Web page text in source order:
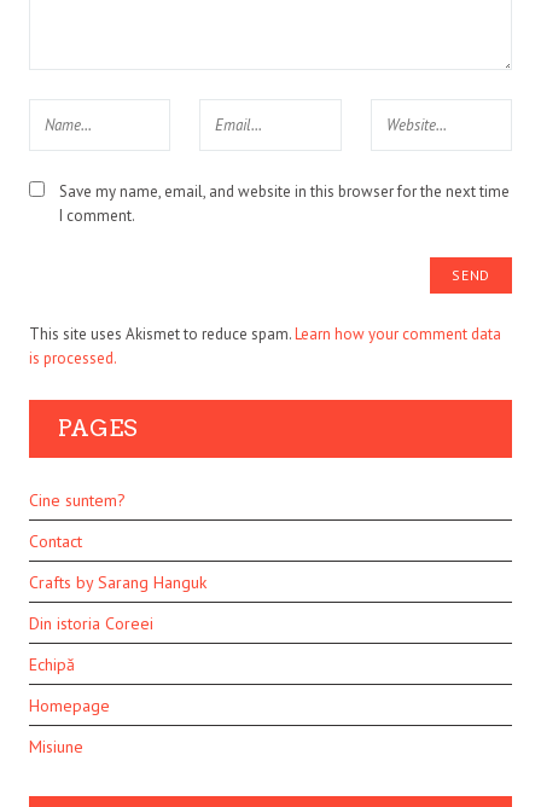
Save my name, email, and website in this browser for the next time
I comment.
This site uses Akismet to reduce spam.Learn how your comment data
is processed.
PAGES
Cine suntem?
Contact
Crafts by Sarang Hanguk
Din istoria Coreei
Echipă
Homepage
Misiune